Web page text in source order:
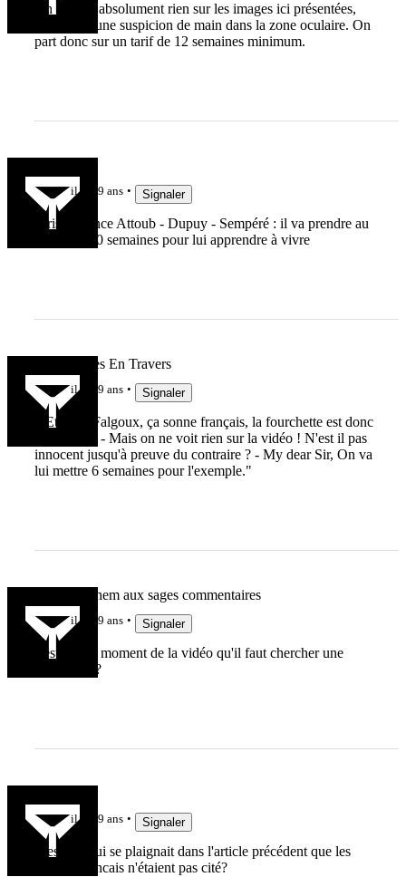
On ne voit absolument rien sur les images ici présentées,
pas même une suspicion de main dans la zone oculaire. On
part donc sur un tarif de 12 semaines minimum.
il y a 9 ans Signaler
Jurisprudence Attoub - Dupuy - Sempéré : il va prendre au
minimun 30 semaines pour lui apprendre à vivre
Les Courses En Travers
il y a 9 ans Signaler
"-Etienne Falgoux, ça sonne français, la fourchette est donc
indéniable. - Mais on ne voit rien sur la vidéo ! N'est il pas
innocent jusqu'à preuve du contraire ? - My dear Sir, On va
lui mettre 6 semaines pour l'exemple."
Grand Sachem aux sages commentaires
il y a 9 ans Signaler
c'est à quel moment de la vidéo qu'il faut chercher une
fourchette ?
il y a 9 ans Signaler
C'est qui qui se plaignait dans l'article précédent que les
joueurs francais n'étaient pas cité?